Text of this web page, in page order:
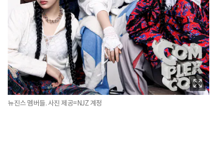
뉴진스 멤버들. 사진 제공=NJZ 계정